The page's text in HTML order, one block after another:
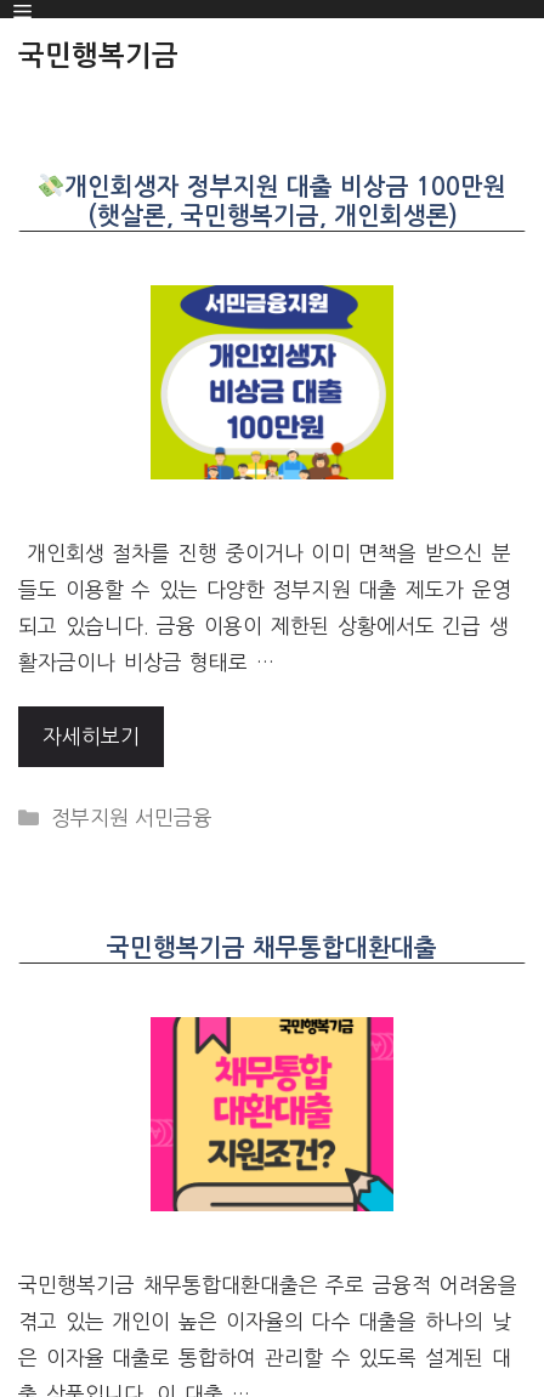
SKIP
TO
Menu
국민행복기금
개인회생자 정부지원 대출 비상금 100만원
(햇살론, 국민행복기금, 개인회생론)
개인회생 절차를 진행 중이거나 이미 면책을 받으신 분
들도 이용할 수 있는 다양한 정부지원 대출 제도가 운영
되고 있습니다. 금융 이용이 제한된 상황에서도 긴급 생
활자금이나 비상금 형태로 …
자세히보기
CATEGORIES
정부지원 서민금융
국민행복기금 채무통합대환대출
국민행복기금 채무통합대환대출은 주로 금융적 어려움을
겪고 있는 개인이 높은 이자율의 다수 대출을 하나의 낮
은 이자율 대출로 통합하여 관리할 수 있도록 설계된 대